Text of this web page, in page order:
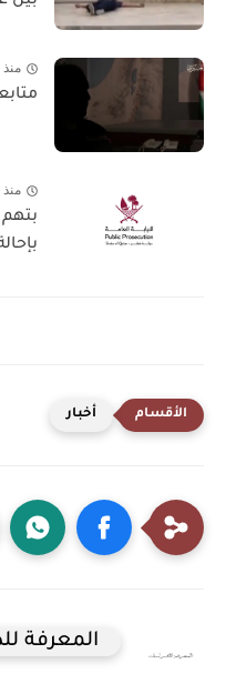
منذ 2 سنة
منذ 2 سنة
أخبار
المعرفة